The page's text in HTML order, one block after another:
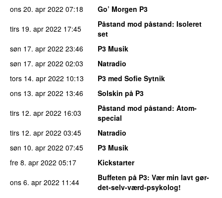
ons 20. apr 2022 07:18
Go’ Morgen P3
tirs 19. apr 2022 17:45 Påstand mod påstand: Isoleret
set
søn 17. apr 2022 23:46
P3 Musik
søn 17. apr 2022 02:03
Natradio
tors 14. apr 2022 10:13
P3 med Sofie Sytnik
ons 13. apr 2022 13:46
Solskin på P3
tirs 12. apr 2022 16:03 Påstand mod påstand: Atom-
special
tirs 12. apr 2022 03:45
Natradio
søn 10. apr 2022 07:45
P3 Musik
fre 8. apr 2022 05:17
Kickstarter
ons 6. apr 2022 11:44 Buffeten på P3: Vær min lavt gør-
det-selv-værd-psykolog!